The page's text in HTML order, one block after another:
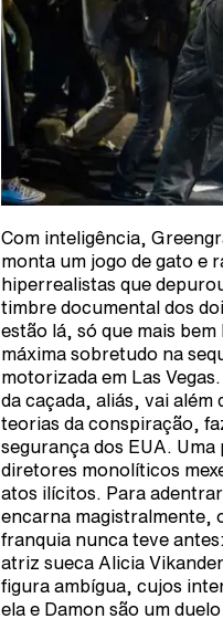
Com inteligência,
monta um jogo de gato e
hiperrealistas que
timbre documental dos
estão lá, só que mais
máxima sobretudo na
motorizada em Las
da caçada, aliás, vai
teorias da conspiração,
segurança dos EUA.
diretores monolíticos
atos ilícitos. Para
encarna magistralmente,
franquia nunca teve
atriz sueca Alicia
figura ambígua, cujos
ela e Damon são um